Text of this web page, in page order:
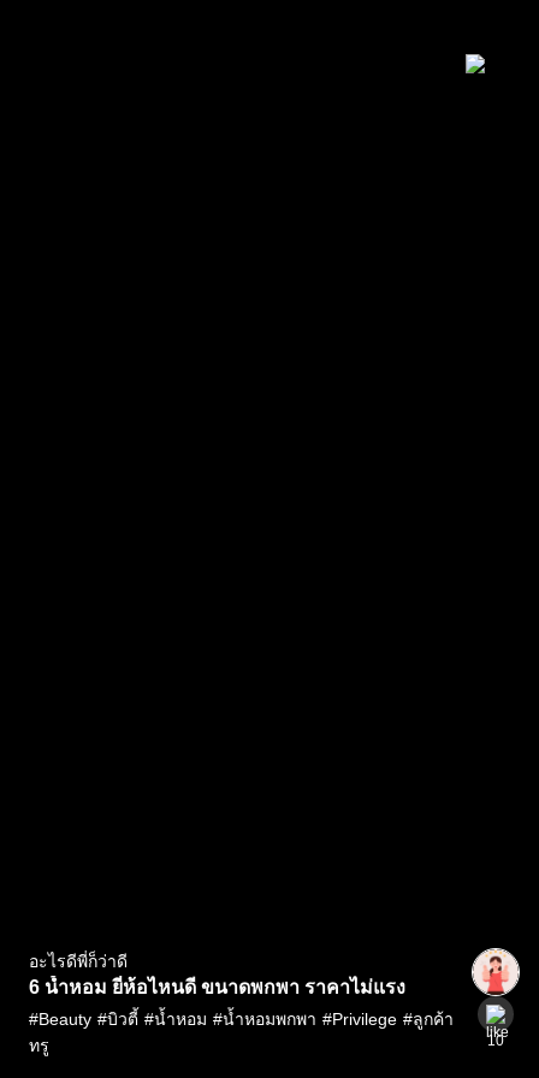
อะไรดีพี่ก็ว่าดี
6 น้ำหอม ยี่ห้อไหนดี ขนาดพกพา ราคาไม่แรง
#Beauty #บิวตี้ #น้ำหอม #น้ำหอมพกพา #Privilege #ลูกค้า
ทรู
10